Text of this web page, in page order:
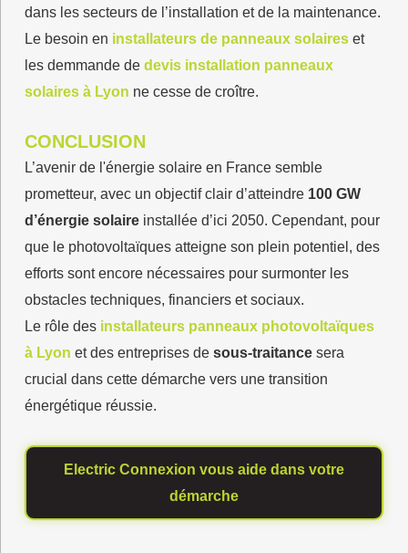
dans les secteurs de l’installation et de la maintenance.
Le besoin en installateurs de panneaux solaires et
les demmande de devis installation panneaux
solaires à Lyon ne cesse de croître.
CONCLUSION
L’avenir de l'énergie solaire en France semble
prometteur, avec un objectif clair d’atteindre 100 GW
d’énergie solaireinstallée d’ici 2050. Cependant, pour
que le photovoltaïques atteigne son plein potentiel, des
efforts sont encore nécessaires pour surmonter les
obstacles techniques, financiers et sociaux.
Le rôle des installateurs panneaux photovoltaïques
à Lyon et des entreprises de sous-traitancesera
crucial dans cette démarche vers une transition
énergétique réussie.
Electric Connexion vous aide dans votre
démarche